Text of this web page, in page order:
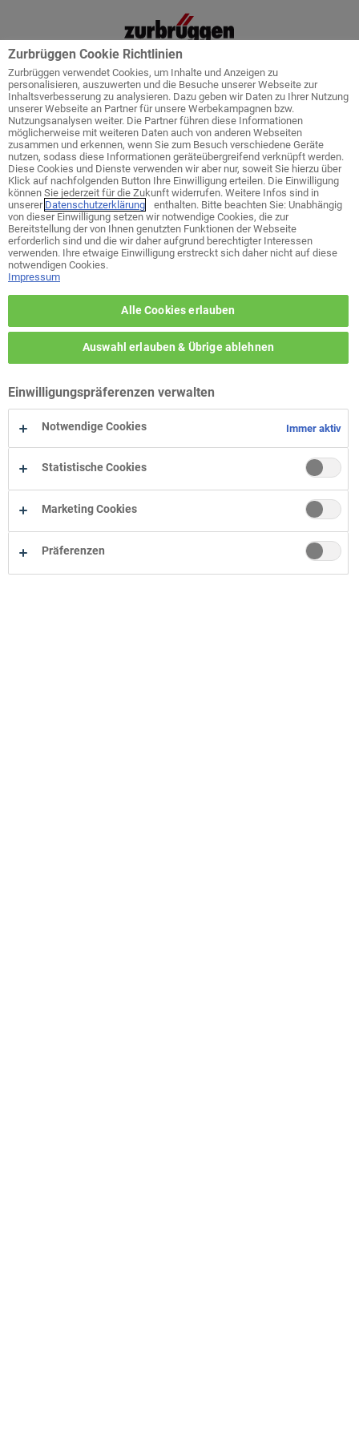
Startseite Service Küchenplanung
Welches ist ihr bevorzugtes Wohn-
Zentrum?
zurück zur Themen-Auswahl
Wohn-Zentrum Unna
Wohn-Zentrum Delmenhorst
Wohn-Zentrum Bielefeld
Wohn-Zentrum Oelde
Wohn-Zentrum Herne
Zurbrüggen Cookie Richtlinien
Zurbrüggen verwendet Cookies, um Inhalte und Anzeigen zu
personalisieren, auszuwerten und die Besuche unserer Webseite zur
Inhaltsverbesserung zu analysieren. Dazu geben wir Daten zu Ihrer Nutzung
unserer Webseite an Partner für unsere Werbekampagnen bzw.
Nutzungsanalysen weiter. Die Partner führen diese Informationen
möglicherweise mit weiteren Daten auch von anderen Webseiten
zusammen und erkennen, wenn Sie zum Besuch verschiedene Geräte
nutzen, sodass diese Informationen geräteübergreifend verknüpft werden.
Diese Cookies und Dienste verwenden wir aber nur, soweit Sie hierzu über
Klick auf nachfolgenden Button Ihre Einwilligung erteilen. Die Einwilligung
können Sie jederzeit für die Zukunft widerrufen. Weitere Infos sind in
unserer Datenschutzerklärung
enthalten. Bitte beachten Sie: Unabhängig
von dieser Einwilligung setzen wir notwendige Cookies, die zur
Bereitstellung der von Ihnen genutzten Funktionen der Webseite
erforderlich sind und die wir daher aufgrund berechtigter Interessen
verwenden. Ihre etwaige Einwilligung erstreckt sich daher nicht auf diese
notwendigen Cookies.
Impressum
Alle Cookies erlauben
Auswahl erlauben & Übrige ablehnen
Einwilligungspräferenzen verwalten
Notwendige Cookies Immer aktiv
Statistische Cookies
Marketing Cookies
Präferenzen